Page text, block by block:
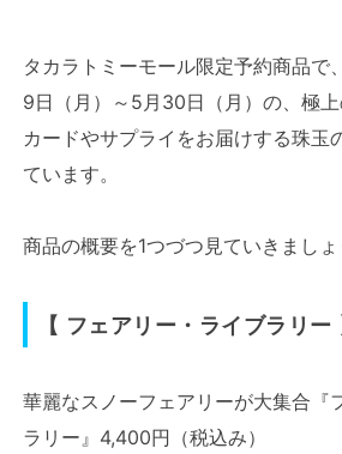
タカラトミーモール限定予約商品で
9日（月）～5月30日（月）の、極
カードやサプライをお届けする珠玉
ています。
商品の概要を1つづつ見ていきましょ
【 フェアリー・ライブラリー
華麗なスノーフェアリーが大集合『
ラリー』4,400円（税込み）